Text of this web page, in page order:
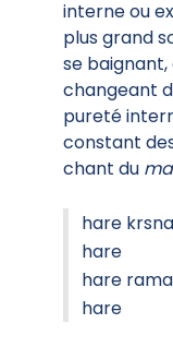
interne ou
plus grand
se
changeant
pureté
constant
chant du
hare
hare
hare
hare